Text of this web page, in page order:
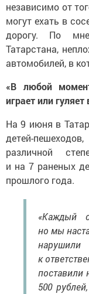
независимо от
могут ехать в
дорогу. По
Татарстана,
автомобилей, в
«В любой
играет или
На 9 июня в
детей-
различной
и на 7 раненых
прошлого года.
«Каждый
но мы
к
поставили
500